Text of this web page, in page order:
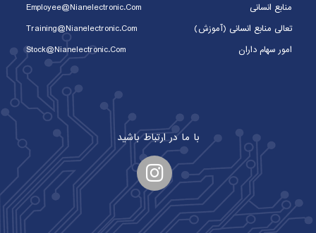
منابع انسانی
Employee@nianelectronic.com
تعالی منابع انسانی (آموزش)
Training@nianelectronic.com
امور سهام داران
Stock@nianelectronic.com
با ما در ارتباط باشید